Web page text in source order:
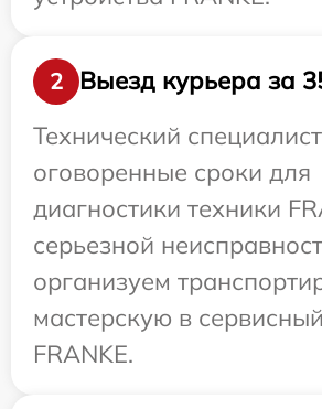
2
Выезд курьера за
Технический
оговоренные сроки для
диагностики техники
серьезной
организуем
мастерскую в
FRANKE.